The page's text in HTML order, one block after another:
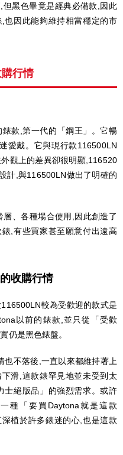
黑色畢竟是經典必備款,因此
也因此能夠維持相當穩定的市
行情
款,第一代的「鋼王」。它暢
愛戴。它與現行款116500LN
觀上的差異卻很明顯,116520
計,與116500LN做出了明確的
、各種場合使用,因此創造了
,有些買家甚至願意付出遠高
收購行情
較為受歡迎的款式是
以前的錶款,並只從「受歡
仍是黑色錶盤。
也不落後,一直以來都維持著上
滑,這款錶罕見地並未受到太
士絕版品」的強烈需求。或許
種「要買Daytona就是這款
植於許多錶迷的心,也是這款